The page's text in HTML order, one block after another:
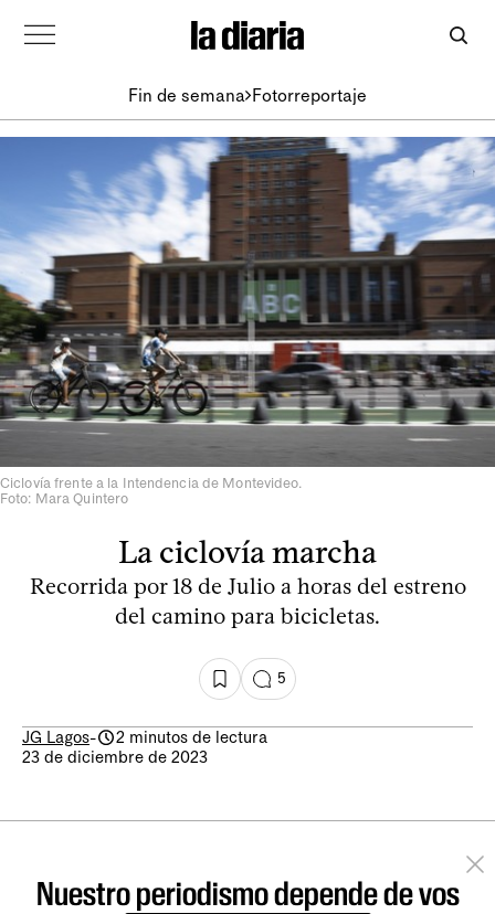
Fin de semana Fotorreportaje
Ciclovía frente a la Intendencia de Montevideo.
Foto: Mara Quintero
La ciclovía marcha
Recorrida por 18 de Julio a horas del estreno
del camino para bicicletas.
5
JG Lagos-
2 minutos de lectura
23 de diciembre de 2023
Nuestro periodismo depende de vos